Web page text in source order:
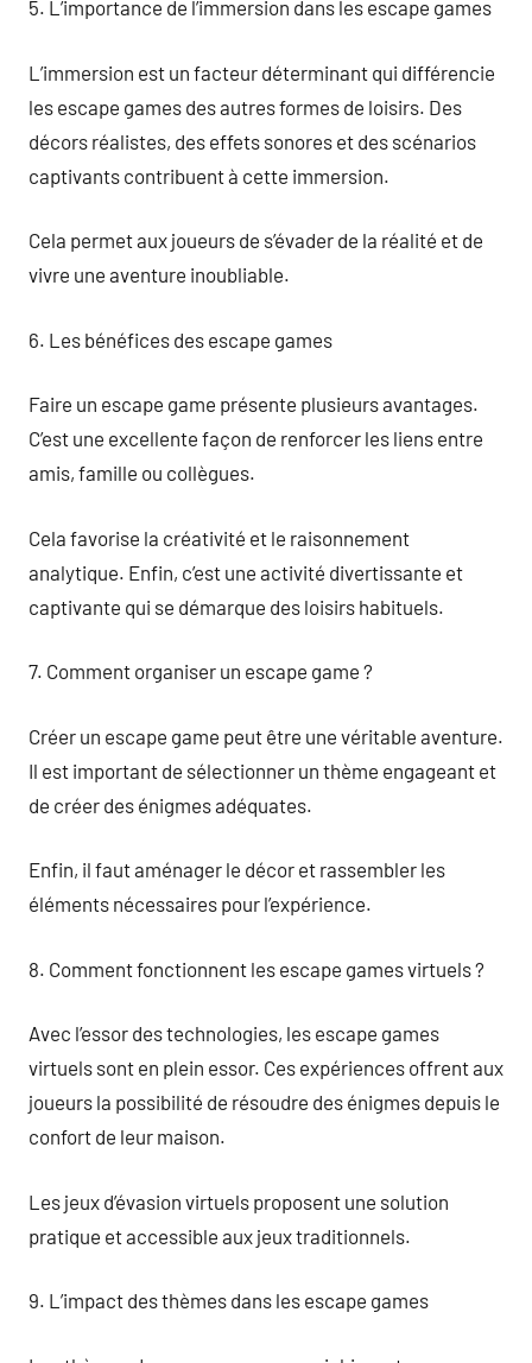
5. L’importance de l’immersion dans les escape games
L’immersion est un facteur déterminant qui différencie
les escape games des autres formes de loisirs. Des
décors réalistes, des effets sonores et des scénarios
captivants contribuent à cette immersion.
Cela permet aux joueurs de s’évader de la réalité et de
vivre une aventure inoubliable.
6. Les bénéfices des escape games
Faire un escape game présente plusieurs avantages.
C’est une excellente façon de renforcer les liens entre
amis, famille ou collègues.
Cela favorise la créativité et le raisonnement
analytique. Enfin, c’est une activité divertissante et
captivante qui se démarque des loisirs habituels.
7. Comment organiser un escape game ?
Créer un escape game peut être une véritable aventure.
Il est important de sélectionner un thème engageant et
de créer des énigmes adéquates.
Enfin, il faut aménager le décor et rassembler les
éléments nécessaires pour l’expérience.
8. Comment fonctionnent les escape games virtuels ?
Avec l’essor des technologies, les escape games
virtuels sont en plein essor. Ces expériences offrent aux
joueurs la possibilité de résoudre des énigmes depuis le
confort de leur maison.
Les jeux d’évasion virtuels proposent une solution
pratique et accessible aux jeux traditionnels.
9. L’impact des thèmes dans les escape games